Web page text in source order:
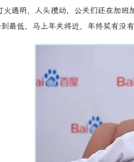
通明，人头攒动，公关们还在加
最低，马上年关将近，年终奖有没有